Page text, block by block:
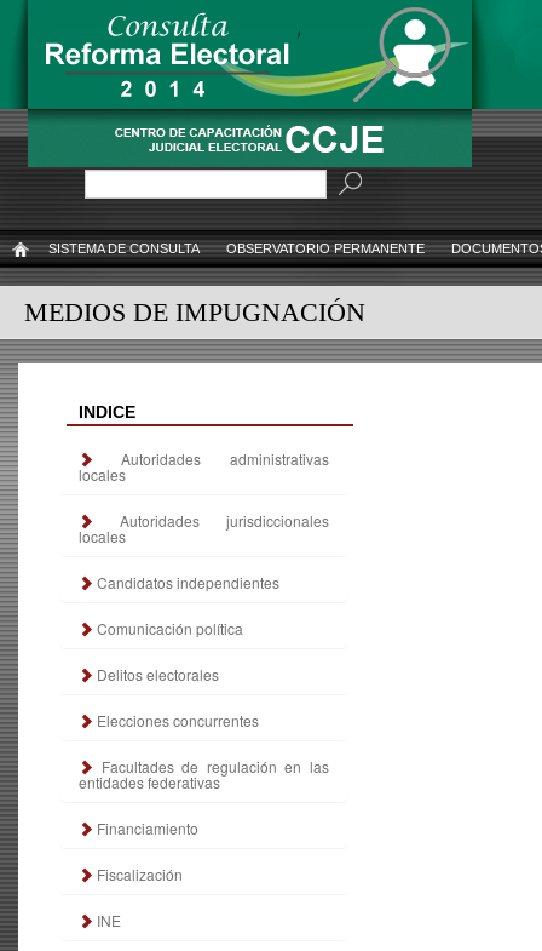
contenido
SISTEMA DE CONSULTA OBSERVATORIO PERMANENTE
MEDIOS DE IMPUGNACIÓN
INDICE
Autoridades administrativas
locales
Autoridades jurisdiccionales
locales
Candidatos independientes
Comunicación política
Delitos electorales
Elecciones concurrentes
Facultades de regulación en las
entidades federativas
Financiamiento
Fiscalización
INE